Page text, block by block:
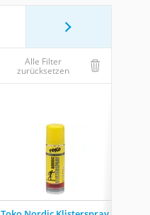
Alle Filter
zurücksetzen